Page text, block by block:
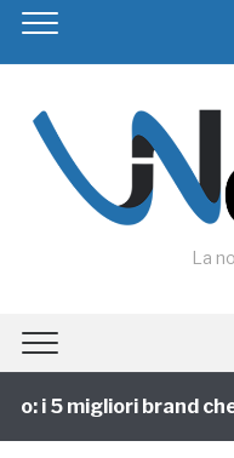
La
i 5 migliori brand